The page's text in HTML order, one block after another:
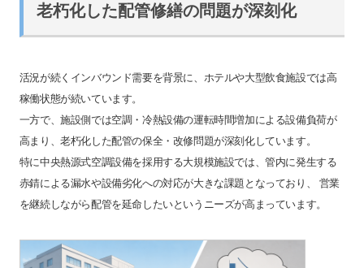
老朽化した配管修繕の問題が深刻化
活況が続くインバウンド需要を背景に、ホテルや大型飲食施設では高
稼働状態が続いています。
一方で、施設側では空調・冷熱設備の運転時間増加による設備負荷が
高まり、老朽化した配管の保全・改修問題が深刻化しています。
特に中央熱源式空調設備を採用する大規模施設では、管内に発生する
赤錆による漏水や設備劣化への対応が大きな課題となっており、 営業
を継続しながら配管を延命したいというニーズが高まっています。